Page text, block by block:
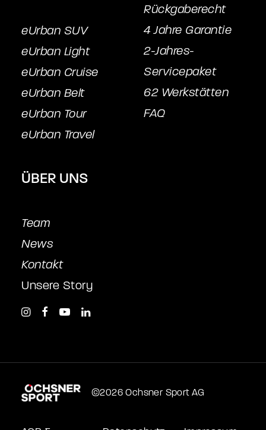
eUrban SUV
eUrban Light
eUrban Cruise
eUrban Belt
eUrban Tour
eUrban Travel
Rückgaberecht
4 Jahre Garantie
2-Jahres-
Servicepaket
62 Werkstätten
FAQ
ÜBER UNS
Team
News
Kontakt
Unsere Story
©2026 Ochsner Sport AG